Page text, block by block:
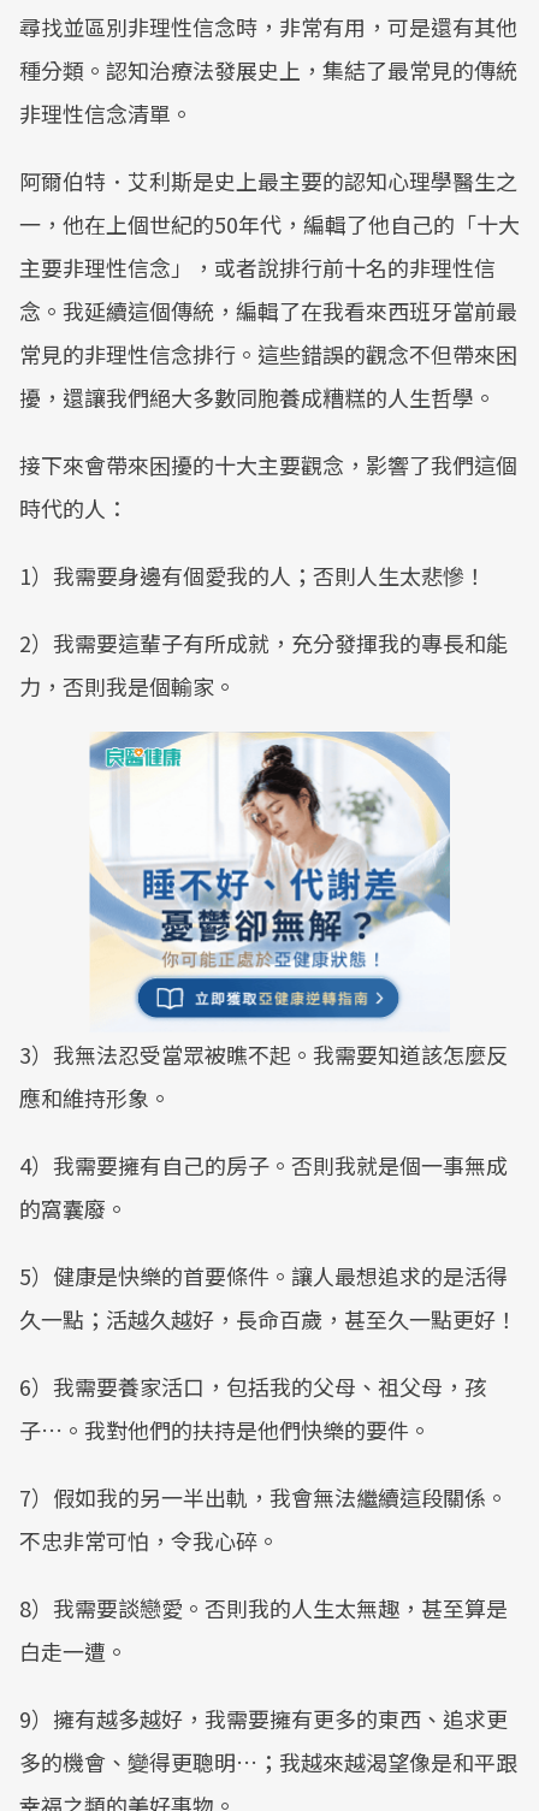
尋找並區別非理性信念時，非常有用，可是還有其他
種分類。認知治療法發展史上，集結了最常見的傳統
非理性信念清單。
阿爾伯特．艾利斯是史上最主要的認知心理學醫生之
一，他在上個世紀的50年代，編輯了他自己的「十大
主要非理性信念」，或者說排行前十名的非理性信
念。我延續這個傳統，編輯了在我看來西班牙當前最
常見的非理性信念排行。這些錯誤的觀念不但帶來困
擾，還讓我們絕大多數同胞養成糟糕的人生哲學。
接下來會帶來困擾的十大主要觀念，影響了我們這個
時代的人：
1）我需要身邊有個愛我的人；否則人生太悲慘！
2）我需要這輩子有所成就，充分發揮我的專長和能
力，否則我是個輸家。
3）我無法忍受當眾被瞧不起。我需要知道該怎麼反
應和維持形象。
4）我需要擁有自己的房子。否則我就是個一事無成
的窩囊廢。
5）健康是快樂的首要條件。讓人最想追求的是活得
久一點；活越久越好，長命百歲，甚至久一點更好！
6）我需要養家活口，包括我的父母、祖父母，孩
子…。我對他們的扶持是他們快樂的要件。
7）假如我的另一半出軌，我會無法繼續這段關係。
不忠非常可怕，令我心碎。
8）我需要談戀愛。否則我的人生太無趣，甚至算是
白走一遭。
9）擁有越多越好，我需要擁有更多的東西、追求更
多的機會、變得更聰明…；我越來越渴望像是和平跟